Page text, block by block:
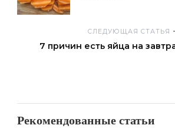
СЛЕДУЮЩАЯ СТАТЬЯ
7 причин есть яйца на
Рекомендованные статьи